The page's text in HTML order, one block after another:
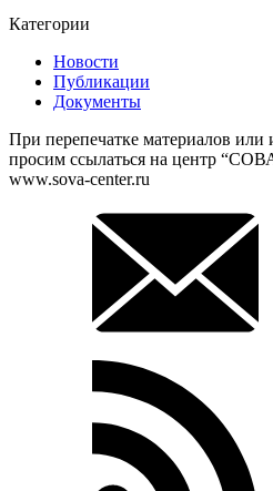
Категории
Новости
Публикации
Документы
При перепечатке материалов
просим ссылаться на центр
www.sova-center.ru